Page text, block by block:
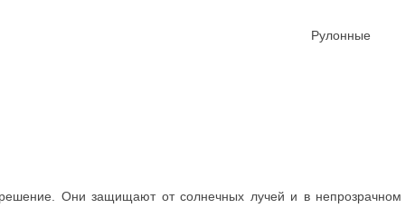
Рулонные
Они защищают от солнечных лучей и в непрозрачном